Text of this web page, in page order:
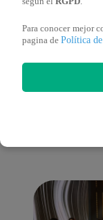
mantuvo su
Para conocer mejor
pagina de Política